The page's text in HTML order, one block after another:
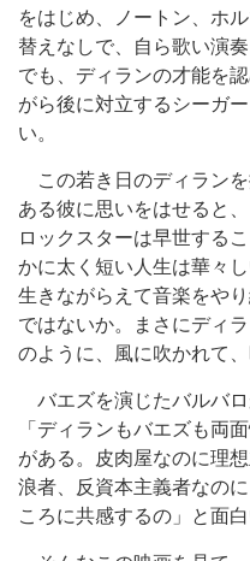
をはじめ、ノートン、ホ
替えなしで、自ら歌い演
でも、ディランの才能を
がら後に対立するシーガ
い。
この若き日のディラン
ある彼に思いをはせると
ロックスターは早世する
かに太く短い人生は華々
生きながらえて音楽をや
ではないか。まさにディ
のように、風に吹かれて
バエズを演じたバルバロ
「ディランもバエズも両
がある。皮肉屋なのに理
浪者、反資本主義者なの
ころに共感するの」と面